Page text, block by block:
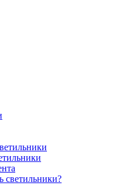
светильники?